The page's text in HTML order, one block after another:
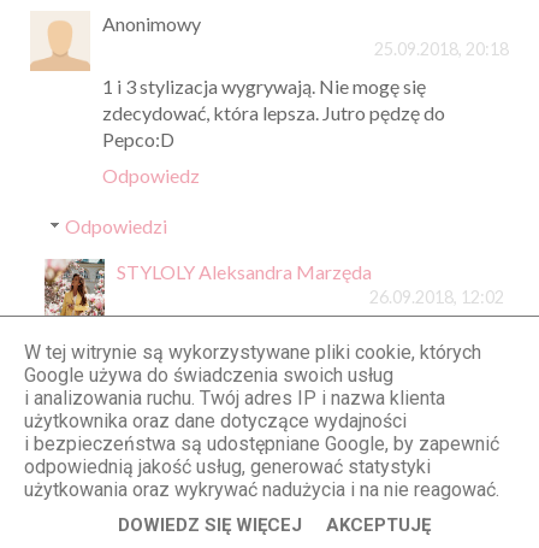
Anonimowy
25.09.2018, 20:18
1 i 3 stylizacja wygrywają. Nie mogę się
zdecydować, która lepsza. Jutro pędzę do
Pepco:D
Odpowiedz
Odpowiedzi
STYLOLY Aleksandra Marzęda
26.09.2018, 12:02
Odpowiedz
Anonimowy
25.09.2018, 20:49
Jakie czarne rajstopy możesz pojęcic bo te na
W tej witrynie są wykorzystywane pliki cookie, których
Google używa do świadczenia swoich usług
i analizowania ruchu. Twój adres IP i nazwa klienta
użytkownika oraz dane dotyczące wydajności
i bezpieczeństwa są udostępniane Google, by zapewnić
odpowiednią jakość usług, generować statystyki
użytkowania oraz wykrywać nadużycia i na nie reagować.
DOWIEDZ SIĘ WIĘCEJ AKCEPTUJĘ